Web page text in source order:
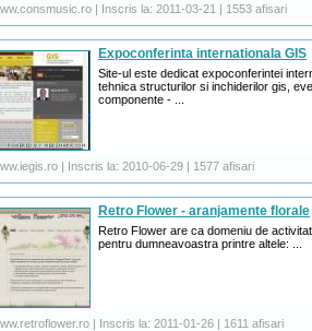
| Inscris la: 2011-03-21 | 1553 afisari
Expoconferinta internationala GIS
Site-ul este dedicat expoconferintei
tehnica structurilor si inchiderilor gis,
componente - ...
| Inscris la: 2010-06-29 | 1577 afisari
Retro Flower - aranjamente florale
Retro Flower are ca domeniu de
pentru dumneavoastra printre altele: ...
| Inscris la: 2011-01-26 | 1611 afisari